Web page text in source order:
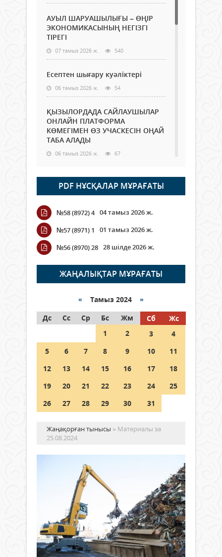
АУЫЛ ШАРУАШЫЛЫҒЫ – ӨҢІР
ЭКОНОМИКАСЫНЫҢ НЕГІЗГІ
ТІРЕГІ
07 тамыз 2026 ж. 540
Есептен шығару куәліктері
06 тамыз 2026 ж. 54
ҚЫЗЫЛОРДАДА САЙЛАУШЫЛАР
ОНЛАЙН ПЛАТФОРМА
КӨМЕГІМЕН ӨЗ УЧАСКЕСІН ОҢАЙ
ТАБА АЛАДЫ
06 тамыз 2026 ж. 67
Open Air: Қызылорда облысы
полиция департаменті 20
мыңнан астам көрерменнің
қауіпсіздігін қамтамасыз етті
06 тамыз 2026 ж.
Wi-Fi ҚАБЫРҒА АРҚЫЛЫ ҚАЛАЙ
ӨТЕДІ?
06 тамыз 2026 ж. 251
граждане Казахстана,
05 тамыз 2026 ж. 122
Шетелде жүрген Қазақстан
азаматтары қалай дауыс бере
алады?
PDF НҰСҚАЛАР МҰРАҒАТЫ
№58 (8972) 4 04 тамыз 2026 ж.
№57 (8971) 1
01 тамыз 2026 ж.
№56 (8970) 28 28 шілде 2026 ж.
ЖАҢАЛЫҚТАР МҰРАҒАТЫ
« Тамыз 2024 »
Дс
Сс Ср Бс Жм Сб
Жс
1
2 3
4
5
6 7 8 9 10
11
12
13 14 15 16 17
18
19
20 21 22 23 24
25
26
27 28 29 30 31
Жаңақорған тынысы » Материалы за
25.08.2024
Жаңалықтар
25 тамыз
2024 ж.
896
0
Толығырақ